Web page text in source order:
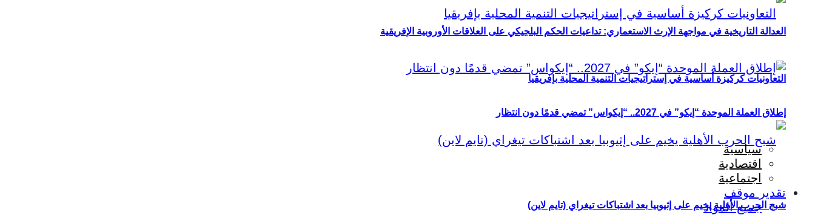
التعاونيات كركيزة أساسية في إستراتيجيات التنمية المحلية بإفريقيا
شبح الحرب الأهلية يخيم على إثيوبيا بعد اشتباكات تيغراي (تايم لاين)
العدالة التاريخية في مواجهة الإرث الاستعماري: تداعيات الحكم البلجيكي على العلاقات الأوروبية الإفريقية
إطلاق العملة الموحدة “إيكو” في 2027.. “إيكواس” تمضي قدمًا دون انتظار
سياسية
اقتصادية
اجتماعية
تقدير موقف
جميع المواد